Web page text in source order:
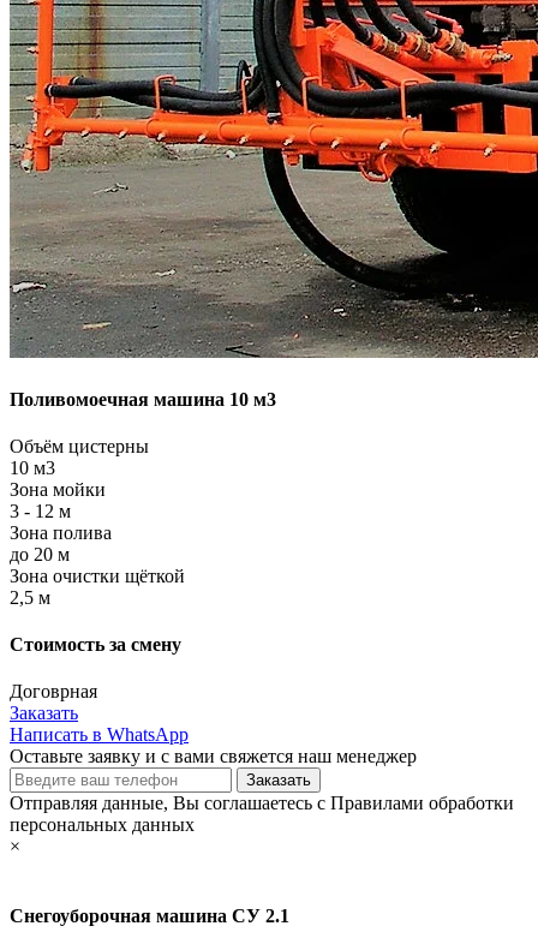
Поливомоечная машина 10 м3
Объём цистерны
10 м3
Зона мойки
3 - 12 м
Зона полива
до 20 м
Зона очистки щёткой
2,5 м
Стоимость за смену
Договрная
Заказать
Написать в WhatsApp
Оставьте заявку и с вами свяжется наш менеджер
Отправляя данные, Вы соглашаетесь с Правилами обработки
персональных данных
×
Снегоуборочная машина СУ 2.1